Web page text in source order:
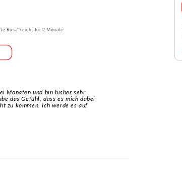
Rosa“ reicht für 2 Monate.
Monaten und bin bisher sehr
das Gefühl, dass es mich dabei
zu kommen. Ich werde es auf